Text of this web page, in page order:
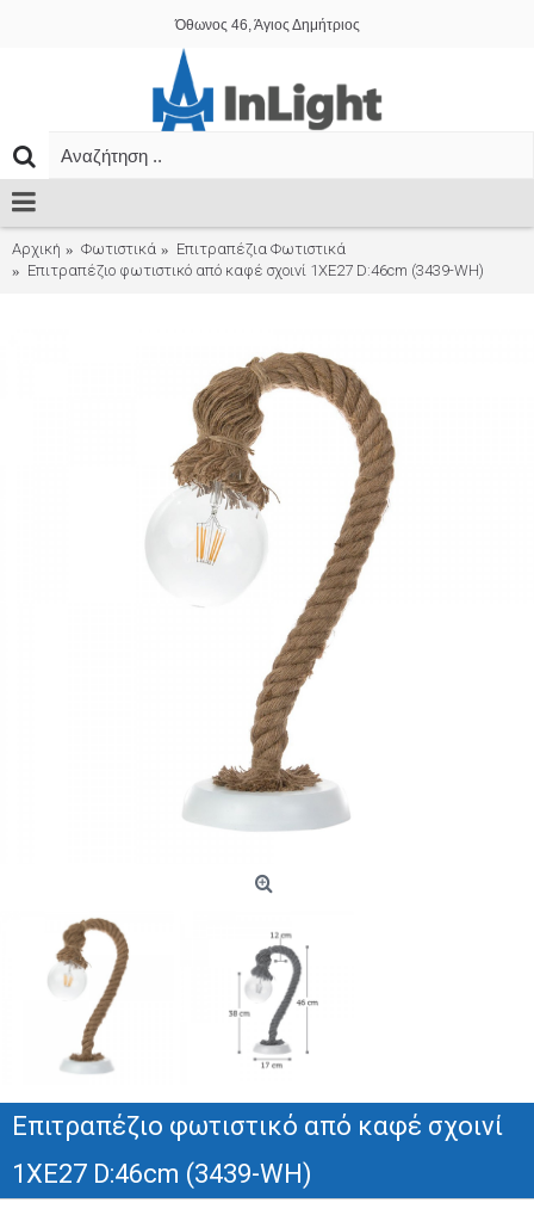
Όθωνος 46, Άγιος Δημήτριος
Αρχική Φωτιστικά
Επιτραπέζια Φωτιστικά
Επιτραπέζιο φωτιστικό από καφέ σχοινί 1XE27 D:46cm (3439-WH)
Επιτραπέζιο φωτιστικό από καφέ σχοινί
1XE27 D:46cm (3439-WH)